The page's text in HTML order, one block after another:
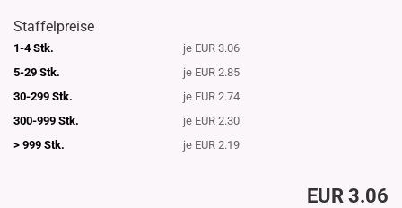
Staffelpreise
1-4 Stk.
je EUR 3.06
5-29 Stk.
je EUR 2.85
30-299 Stk.
je EUR 2.74
300-999 Stk.
je EUR 2.30
> 999 Stk.
je EUR 2.19
EUR 3.06